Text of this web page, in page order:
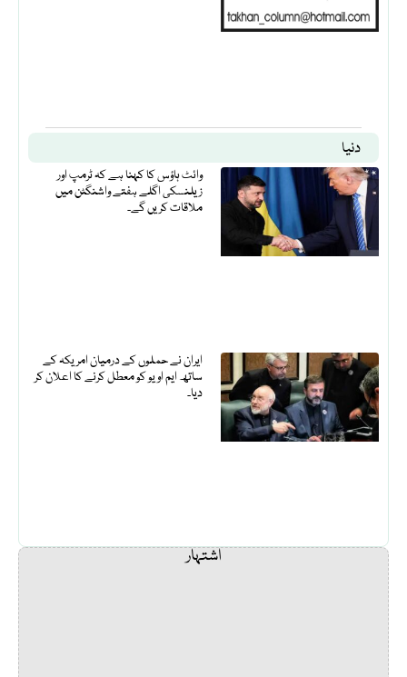
دنیا
وائٹ ہاؤس کا کہنا ہے کہ ٹرمپ اور
زیلنسکی اگلے ہفتے واشنگٹن میں
ملاقات کریں گے۔
ایران نے حملوں کے درمیان امریکہ کے
ساتھ ایم او یو کو معطل کرنے کا اعلان کر
دیا۔
اشتہار